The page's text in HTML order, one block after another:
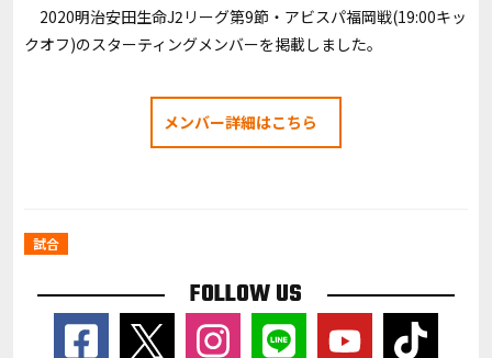
2020明治安田生命J2リーグ第9節・アビスパ福岡戦(19:00キッ
クオフ)のスターティングメンバーを掲載しました。
メンバー詳細はこちら
試合
FOLLOW US